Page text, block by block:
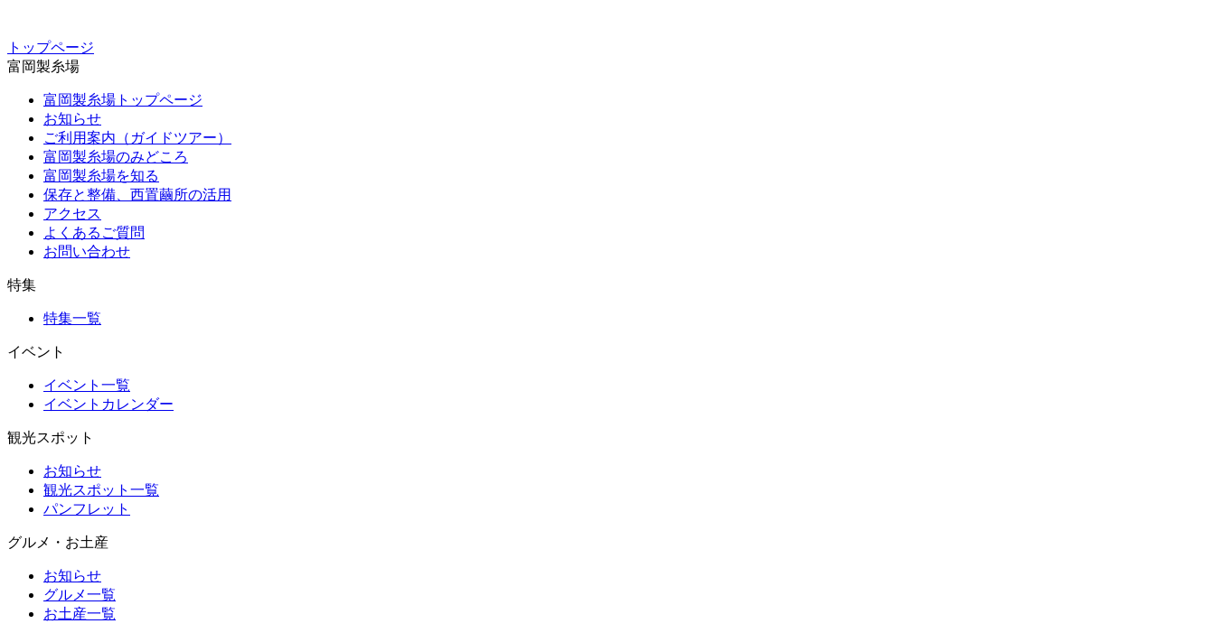
トップページ
富岡製糸場
富岡製糸場トップページ
お知らせ
ご利用案内（ガイドツアー）
富岡製糸場のみどころ
富岡製糸場を知る
保存と整備、西置繭所の活用
アクセス
よくあるご質問
お問い合わせ
特集
特集一覧
イベント
イベント一覧
イベントカレンダー
観光スポット
お知らせ
観光スポット一覧
パンフレット
グルメ・お土産
お知らせ
グルメ一覧
お土産一覧